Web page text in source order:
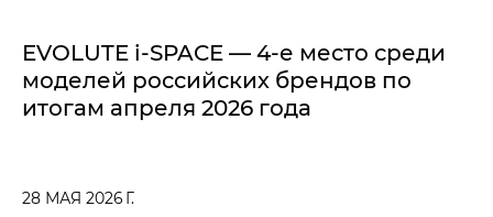
EVOLUTE i‑SPACE — 4-е место среди
моделей российских брендов по
итогам апреля 2026 года
28 МАЯ 2026 Г.